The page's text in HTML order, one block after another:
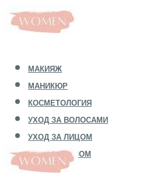
МАКИЯЖ
МАНИКЮР
КОСМЕТОЛОГИЯ
УХОД ЗА ВОЛОСАМИ
УХОД ЗА ЛИЦОМ
УХОД ЗА ТЕЛОМ